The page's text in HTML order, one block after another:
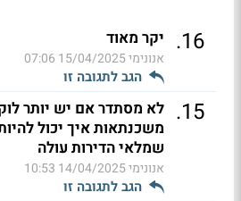
16
. יקר מאוד
אנונימי15/04/2025 07:06
הגב לתגובה זו
15
. לא מסתדר אם יש יותר
משכנתאות איך יכול
שמלאי הדירות עולה
אנונימי14/04/2025 10:53
הגב לתגובה זו